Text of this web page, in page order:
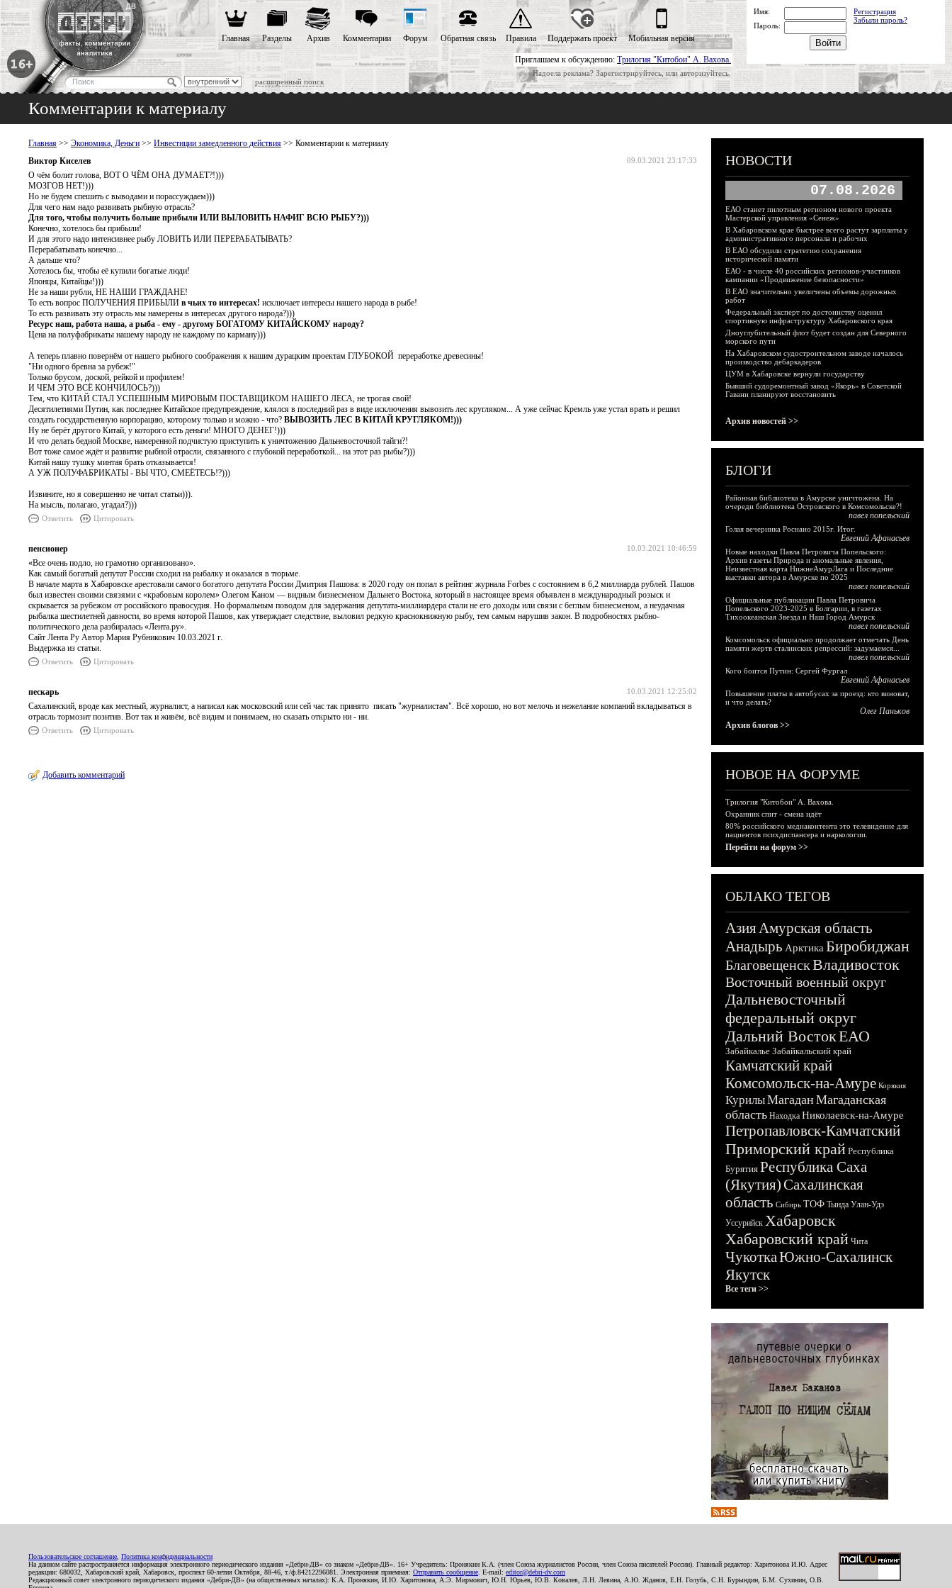
Приглашаем к обсуждению: Трилогия "Китобои" А. Вахова.
Надоела реклама? Зарегистрируйтесь, или авторизуйтесь.
расширенный поиск
Главная Разделы Архив Комментарии Форум Обратная связь Правила Поддержать проект Мобильная версия
Имя:
Регистрация
Забыли пароль?
Пароль:
Комментарии к материалу
Главная >> Экономика, Деньги >> Инвестиции замедленного действия >> Комментарии к материалу
09.03.2021 23:17:33
Виктор Киселев
О чём болит голова, ВОТ О ЧЁМ ОНА ДУМАЕТ?!)))
МОЗГОВ НЕТ!)))
Но не будем спешить с выводами и порассуждаем)))
Для чего нам надо развивать рыбную отрасль?
Для того, чтобы получить больше прибыли ИЛИ ВЫЛОВИТЬ НАФИГ ВСЮ РЫБУ?)))
Конечно, хотелось бы прибыли!
И для этого надо интенсивнее рыбу ЛОВИТЬ ИЛИ ПЕРЕРАБАТЫВАТЬ?
Перерабатывать конечно...
А дальше что?
Хотелось бы, чтобы её купили богатые люди!
Японцы, Китайцы!)))
Не за наши рубли, НЕ НАШИ ГРАЖДАНЕ!
То есть вопрос ПОЛУЧЕНИЯ ПРИБЫЛИ в чьих то интересах! исключает интересы нашего народа в рыбе!
То есть развивать эту отрасль мы намерены в интересах другого народа?)))
Ресурс наш, работа наша, а рыба - ему - другому БОГАТОМУ КИТАЙСКОМУ народу?
Цена на полуфабрикаты нашему народу не каждому по карману)))
А теперь плавно повернём от нашего рыбного соображения к нашим дурацким проектам ГЛУБОКОЙ переработке древесины!
"Ни одного бревна за рубеж!"
Только брусом, доской, рейкой и профилем!
И ЧЕМ ЭТО ВСЁ КОНЧИЛОСЬ?)))
Тем, что КИТАЙ СТАЛ УСПЕШНЫМ МИРОВЫМ ПОСТАВЩИКОМ НАШЕГО ЛЕСА, не трогая свой!
Десятилетиями Путин, как последнее Китайское предупреждение, клялся в последний раз в виде исключения вывозить лес кругляком... А уже сейчас Кремль уже устал врать и решил
создать государственную корпорацию, которому только и можно - что? ВЫВОЗИТЬ ЛЕС В КИТАЙ КРУГЛЯКОМ!)))
Ну не берёт другого Китай, у которого есть деньги! МНОГО ДЕНЕГ!)))
И что делать бедной Москве, намеренной подчистую приступить к уничтожению Дальневосточной тайги?!
Вот тоже самое ждёт и развитие рыбной отрасли, связанного с глубокой переработкой... на этот раз рыбы?)))
Китай нашу тушку минтая брать отказывается!
А УЖ ПОЛУФАБРИКАТЫ - ВЫ ЧТО, СМЕЁТЕСЬ!?)))
Извините, но я совершенно не читал статьи))).
На мысль, полагаю, угадал?)))
Ответить Цитировать
10.03.2021 10:46:59
пенсионер
«Все очень подло, но грамотно организовано».
Как самый богатый депутат России сходил на рыбалку и оказался в тюрьме.
В начале марта в Хабаровске арестовали самого богатого депутата России Дмитрия Пашова: в 2020 году он попал в рейтинг журнала Forbes с состоянием в 6,2 миллиарда рублей. Пашов
был известен своими связями с «крабовым королем» Олегом Каном — видным бизнесменом Дальнего Востока, который в настоящее время объявлен в международный розыск и
скрывается за рубежом от российского правосудия. Но формальным поводом для задержания депутата-миллиардера стали не его доходы или связи с беглым бизнесменом, а неудачная
рыбалка шестилетней давности, во время которой Пашов, как утверждает следствие, выловил редкую краснокнижную рыбу, тем самым нарушив закон. В подробностях рыбно-
политического дела разбиралась «Лента.ру».
Сайт Лента Ру Автор Мария Рубникович 10.03.2021 г.
Выдержка из статьи.
Ответить Цитировать
10.03.2021 12:25:02
пескарь
Сахалинский, вроде как местный, журналист, а написал как московский или сей час так принято писать "журналистам". Всё хорошо, но вот мелочь и нежелание компаний вкладываться в
отрасль тормозит позитив. Вот так и живём, всё видим и понимаем, но сказать открыто ни - ни.
Ответить Цитировать
Добавить комментарий
НОВОСТИ
07.08.2026
ЕАО станет пилотным регионом нового проекта
Мастерской управления «Сенеж»
В Хабаровском крае быстрее всего растут зарплаты у
административного персонала и рабочих
В ЕАО обсудили стратегию сохранения
исторической памяти
ЕАО - в числе 40 российских регионов-участников
кампании «Продвижение безопасности»
В ЕАО значительно увеличены объемы дорожных
работ
Федеральный эксперт по достоинству оценил
спортивную инфраструктуру Хабаровского края
Дноуглубительный флот будет создан для Северного
морского пути
На Хабаровском судостроительном заводе началось
производство дебаркадеров
ЦУМ в Хабаровске вернули государству
Бывший судоремонтный завод «Якорь» в Советской
Гавани планируют восстановить
Архив новостей >>
БЛОГИ
Районная библиотека в Амурске уничтожена. На
очереди библиотека Островского в Комсомольске?!
павел попельский
Голая вечеринка Роснано 2015г. Итог.
Евгений Афанасьев
Новые находки Павла Петровича Попельского:
Архив газеты Природа и аномальные явления,
Неизвестная карта НижнеАмурЛага и Последние
выставки автора в Амурске по 2025
павел попельский
Официальные публикации Павла Петровича
Попельского 2023-2025 в Болгарии, в газетах
Тихоокеанская Звезда и Наш Город Амурск
павел попельский
Комсомольск официально продолжает отмечать День
памяти жертв сталинских репрессий: задумаемся...
павел попельский
Кого боится Путин: Сергей Фургал
Евгений Афанасьев
Повышение платы в автобусах за проезд: кто виноват,
и что делать?
Олег Паньков
Архив блогов >>
НОВОЕ НА ФОРУМЕ
Трилогия "Китобои" А. Вахова.
Охранник спит - смена идёт
80% российского медиаконтента это телевидение для
пациентов психдиспансера и наркологии.
Перейти на форум >>
ОБЛАКО ТЕГОВ
АзияАмурская область
Анадырь Арктика Биробиджан
БлаговещенскВладивосток
Восточный военный округ
Дальневосточный
федеральный округ
Дальний ВостокЕАО
Забайкалье Забайкальский край
Камчатский край
Комсомольск-на-Амуре Корякия
КурилыМагадан Магаданская
область Находка Николаевск-на-Амуре
Петропавловск-Камчатский
Приморский край Республика
Бурятия Республика Саха
(Якутия)Сахалинская
область Сибирь ТОФ Тында Улан-Удэ
Уссурийск Хабаровск
Хабаровский край Чита
ЧукоткаЮжно-Сахалинск
Якутск
Все теги >>
Пользовательское соглашение Политика конфиденциальности
На данном сайте распространяется информация электронного периодического издания «Дебри-ДВ» со знаком «Дебри-ДВ». 16+ Учредитель: Пронякин К.А. (член Союза журналистов России, член Союза писателей России). Главный редактор: Харитонова И.Ю. Адрес
редакции: 680032, Хабаровский край, Хабаровск, проспект 60-летия Октября, 88-46, т./ф.84212296081. Электронная приемная: Отправить сообщение . E-mail: editor@debri-dv.com
Редакционный совет электронного периодического издания «Дебри-ДВ» (на общественных началах): К.А. Пронякин, И.Ю. Харитонова, А.Э. Мирмович, Ю.Н. Юрьев, Ю.В. Ковалев, Л.Н. Левина, А.Ю. Жданов, Е.Н. Голубь, С.Н. Бурындин, Б.М. Сухинин, О.В.